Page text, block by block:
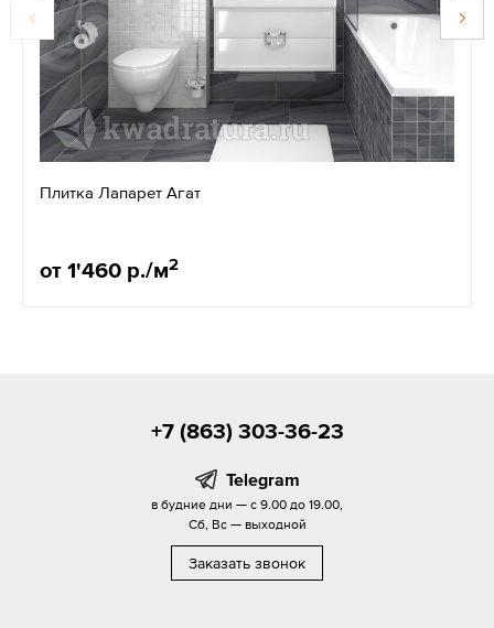
Плитка Лапарет Агат
от 1'460 р./м2
+7 (863) 303-36-23
Telegram
в будние дни — с 9.00 до 19.00,
Сб, Вс — выходной
Заказать звонок